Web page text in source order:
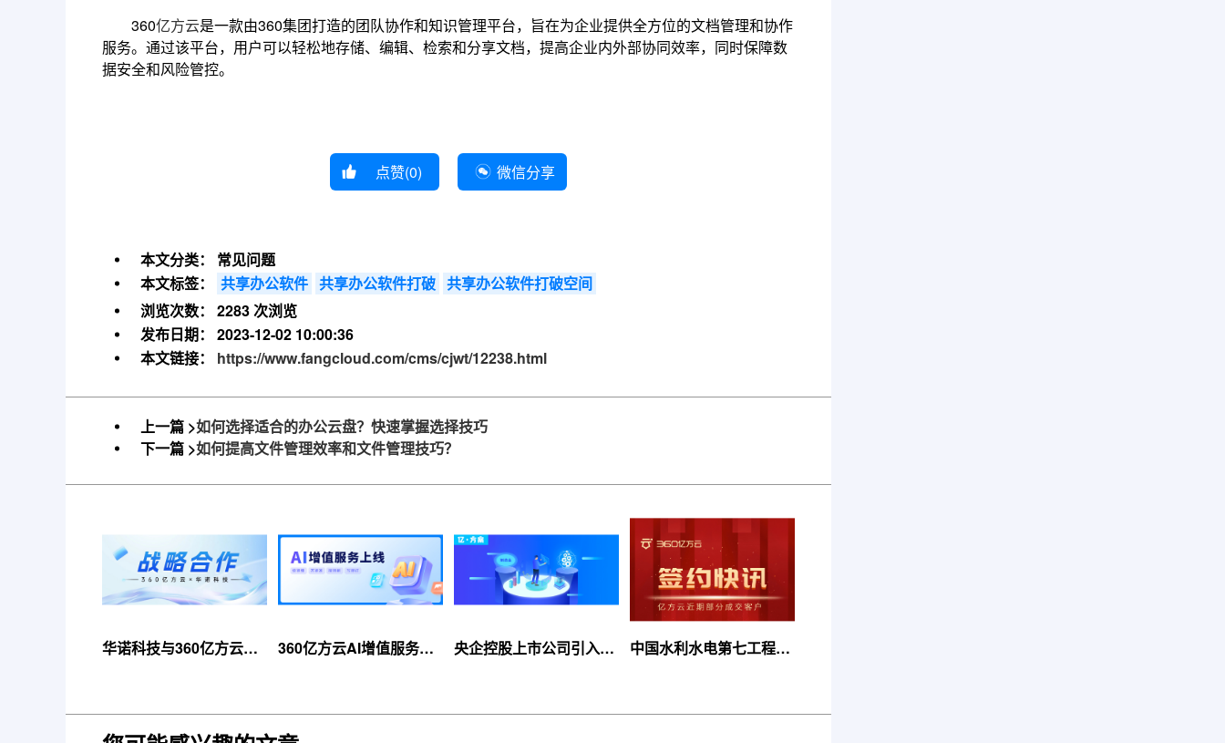
360亿方云是一款由360集团打造的团队协作和知识管理平台，旨在为企业提供全方位的文档管理和协作
服务。通过该平台，用户可以轻松地存储、编辑、检索和分享文档，提高企业内外部协同效率，同时保障数
据安全和风险管控。
点赞(0) 微信分享
本文分类：
常见问题
本文标签：
共享办公软件 共享办公软件打破 共享办公软件打破空间
浏览次数：
2283 次浏览
发布日期：
2023-12-02 10:00:36
本文链接：
https://www.fangcloud.com/cms/cjwt/12238.html
上一篇 >如何选择适合的办公云盘？快速掌握选择技巧
下一篇 >如何提高文件管理效率和文件管理技巧？
华诺科技与360亿方云达
360亿方云AI增值服务上
央企控股上市公司引入
中国水利水电第七工程